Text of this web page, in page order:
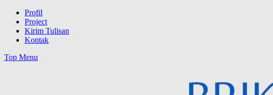
Skip
content
Profil
Project
Kirim Tulisan
Kontak
Top Menu